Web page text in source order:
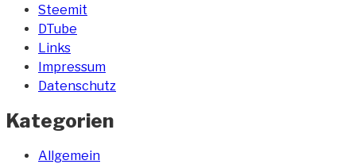
Steemit
DTube
Links
Impressum
Datenschutz
Kategorien
Allgemein